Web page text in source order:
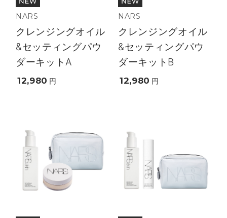
NARS
クレンジングオイル
&セッティングパウ
ダーキットA
12,980 円
NARS
クレンジングオイル
&セッティングパウ
ダーキットB
12,980 円